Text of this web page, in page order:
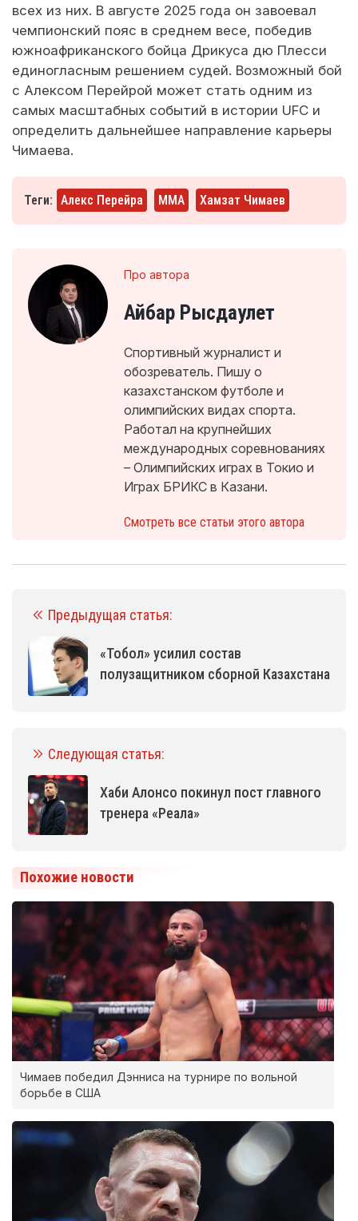
всех из них. В августе 2025 года он завоевал
чемпионский пояс в среднем весе, победив
южноафриканского бойца Дрикуса дю Плесси
единогласным решением судей. Возможный бой
с Алексом Перейрой может стать одним из
самых масштабных событий в истории UFC и
определить дальнейшее направление карьеры
Чимаева.
Теги: Алекс Перейра ММА Хамзат Чимаев
Про автора
Айбар Рысдаулет
Спортивный журналист и
обозреватель. Пишу о
казахстанском футболе и
олимпийских видах спорта.
Работал на крупнейших
международных соревнованиях
– Олимпийских играх в Токио и
Играх БРИКС в Казани.
Смотреть все статьи этого автора
Предыдущая статья:
«Тобол» усилил состав
полузащитником сборной Казахстана
Следующая статья:
Хаби Алонсо покинул пост главного
тренера «Реала»
Похожие новости
Чимаев победил Дэнниса на турнире по вольной
борьбе в США